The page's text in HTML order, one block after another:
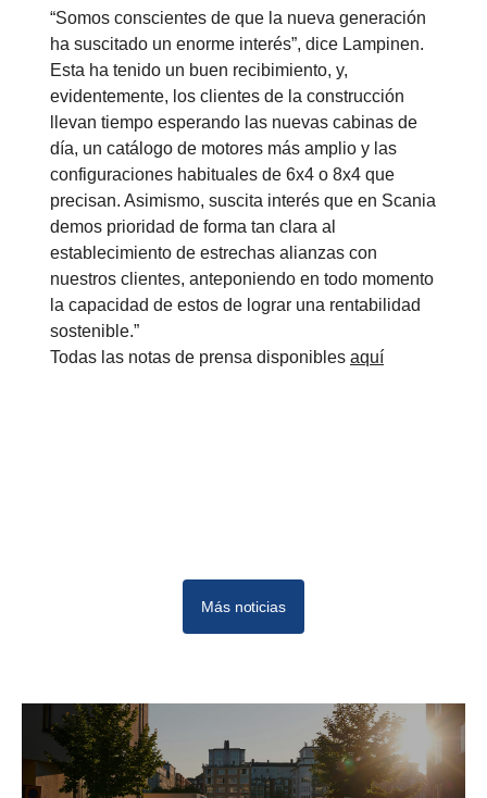
“Somos conscientes de que la nueva generación
ha suscitado un enorme interés”, dice Lampinen.
Esta ha tenido un buen recibimiento, y,
evidentemente, los clientes de la construcción
llevan tiempo esperando las nuevas cabinas de
día, un catálogo de motores más amplio y las
configuraciones habituales de 6x4 o 8x4 que
precisan. Asimismo, suscita interés que en Scania
demos prioridad de forma tan clara al
establecimiento de estrechas alianzas con
nuestros clientes, anteponiendo en todo momento
la capacidad de estos de lograr una rentabilidad
sostenible.”
Todas las notas de prensa disponibles aquí
Más noticias